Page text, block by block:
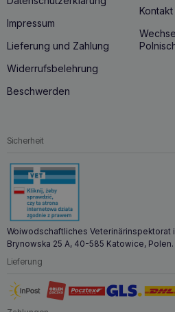
Impressum
Lieferung und Zahlung
Widerrufsbelehrung
Beschwerden
Kontakt
Sicherheit
Woiwodschaftliches Veterinärinspektorat
Brynowska 25 A, 40-585 Katowice, Polen.
Lieferung